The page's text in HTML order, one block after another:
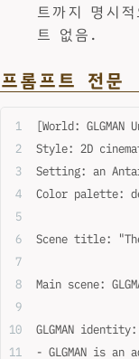
트까지 명시
트 없음.
프롬프트 전문
[World: GLGMAN
Style: 2D
Setting: an
Color palette:
Scene title:
Main scene:
GLGMAN identity:
- GLGMAN is